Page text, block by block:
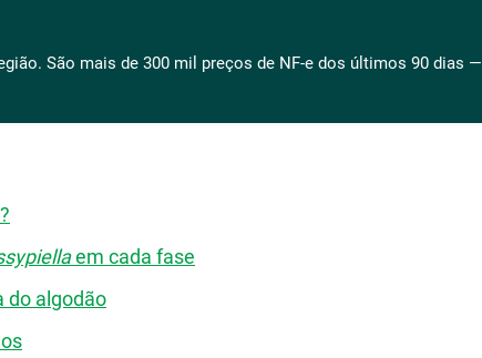
São mais de 300 mil preços de NF-e dos últimos 90 dias —
em cada fase
do algodão